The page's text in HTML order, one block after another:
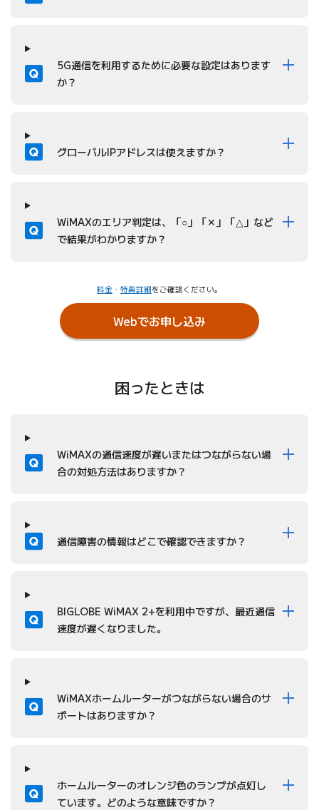
質問
5G通信を利用するために必要な設定はあります
か？
質問 グローバルIPアドレスは使えますか？
質問
WiMAXのエリア判定は、「○」「✕」「△」など
で結果がわかりますか？
料金 ・ 特典詳細をご確認ください。
Webでお申し込み
困ったときは
質問
WiMAXの通信速度が遅いまたはつながらない場
合の対処方法はありますか？
質問 通信障害の情報はどこで確認できますか？
質問
BIGLOBE WiMAX 2+を利用中ですが、最近通信
速度が遅くなりました。
質問
WiMAXホームルーターがつながらない場合のサ
ポートはありますか？
質問
ホームルーターのオレンジ色のランプが点灯し
ています。どのような意味ですか？